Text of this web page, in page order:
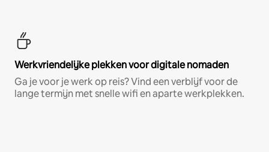
Werkvriendelijke plekken voor digitale nomaden
Ga je voor je werk op reis? Vind een verblijf voor de
lange termijn met snelle wifi en aparte werkplekken.